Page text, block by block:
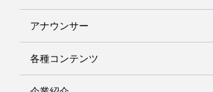
アナウンサー
各種コンテンツ